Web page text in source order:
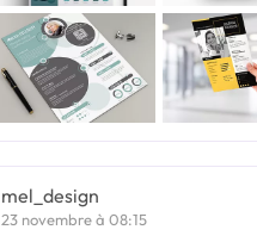
mel_design
23 novembre à 08:15